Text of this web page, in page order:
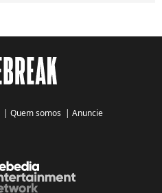
| Quem somos | Anuncie